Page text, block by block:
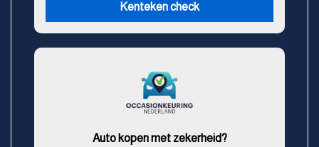
Kenteken check
Auto kopen met zekerheid?